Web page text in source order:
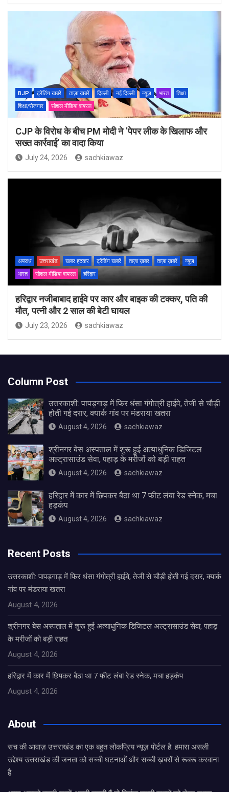
BJP ट्रेंडिंग खबरें ताज़ा ख़बरें दिल्ली नई दिल्ली न्यूज़ भारत
शिक्षा
शिक्षा/रोजगार
सोशल मीडिया वायरल
CJP के विरोध के बीच PM मोदी ने ‘पेपर लीक के खिलाफ और
सख्त कार्रवाई’ का वादा किया
July 24, 2026 sachkiawaz
अपराध उत्तराखंड खबर हटकर ट्रेंडिंग खबरें ताज़ा ख़बर ताज़ा ख़बरें
न्यूज़
भारत
सोशल मीडिया वायरल हरिद्वार
हरिद्वार नजीबाबाद हाईवे पर कार और बाइक की टक्कर, पति की
मौत, पत्नी और 2 साल की बेटी घायल
July 23, 2026 sachkiawaz
Column Post
उत्तरकाशी: पापड़गाड़ में फिर धंसा गंगोत्री हाईवे, तेजी से चौड़ी
होती गई दरार, क्यार्क गांव पर मंडराया खतरा
August 4, 2026 sachkiawaz
श्रीनगर बेस अस्पताल में शुरू हुई अत्याधुनिक डिजिटल
अल्ट्रासाउंड सेवा, पहाड़ के मरीजों को बड़ी राहत
August 4, 2026 sachkiawaz
हरिद्वार में कार में छिपकर बैठा था 7 फीट लंबा रेड स्नेक, मचा
हड़कंप
August 4, 2026 sachkiawaz
Recent Posts
उत्तरकाशी: पापड़गाड़ में फिर धंसा गंगोत्री हाईवे, तेजी से चौड़ी होती गई दरार, क्यार्क
गांव पर मंडराया खतरा
August 4, 2026
श्रीनगर बेस अस्पताल में शुरू हुई अत्याधुनिक डिजिटल अल्ट्रासाउंड सेवा, पहाड़
के मरीजों को बड़ी राहत
August 4, 2026
हरिद्वार में कार में छिपकर बैठा था 7 फीट लंबा रेड स्नेक, मचा हड़कंप
August 4, 2026
About
सच की आवाज़ उत्तराखंड का एक बहुत लोकप्रिय न्यूज़ पोर्टल है. हमारा असली
उद्देश्य उत्तराखंड की जनता को सच्ची घटनाओं और सच्ची ख़बरों से रूबरू करवाना
है.